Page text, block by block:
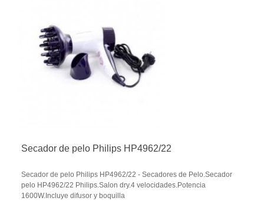
Secador de pelo Philips HP4962/22
Secador de pelo Philips HP4962/22 - Secadores de Pelo.Secador
pelo HP4962/22 Philips.Salon dry.4 velocidades.Potencia
1600W.Incluye difusor y boquilla